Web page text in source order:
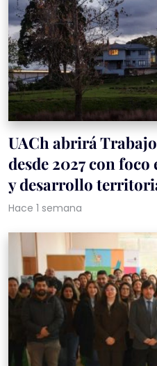
UACh abrirá
desde 2027 con
y desarrollo
Hace 1 semana